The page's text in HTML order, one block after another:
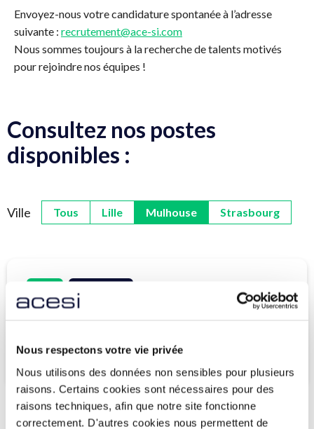
Nous respectons votre vie privée
Nous utilisons des données non sensibles pour plusieurs
raisons. Certains cookies sont nécessaires pour des
raisons techniques, afin que notre site fonctionne
correctement. D'autres cookies nous permettent de
Envoyez-nous votre candidature spontanée à l’adresse
suivante : recrutement@ace-si.com
Nous sommes toujours à la recherche de talents motivés
pour rejoindre nos équipes !
Consultez nos postes
disponibles :
Ville Tous Lille Mulhouse Strasbourg
Voir l'offre